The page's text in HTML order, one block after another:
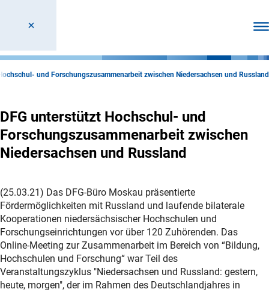
und Forschungszusammenarbeit zwischen Niedersachsen und Russland
DFG unterstützt Hochschul- und
Forschungszusammenarbeit zwischen
Niedersachsen und Russland
(25.03.21) Das DFG-Büro Moskau präsentierte
Fördermöglichkeiten mit Russland und laufende bilaterale
Kooperationen niedersächsischer Hochschulen und
Forschungseinrichtungen vor über 120 Zuhörenden. Das
Online-Meeting zur Zusammenarbeit im Bereich von “Bildung,
Hochschulen und Forschung“ war Teil des
Veranstaltungszyklus "Niedersachsen und Russland: gestern,
heute, morgen", der im Rahmen des Deutschlandjahres in